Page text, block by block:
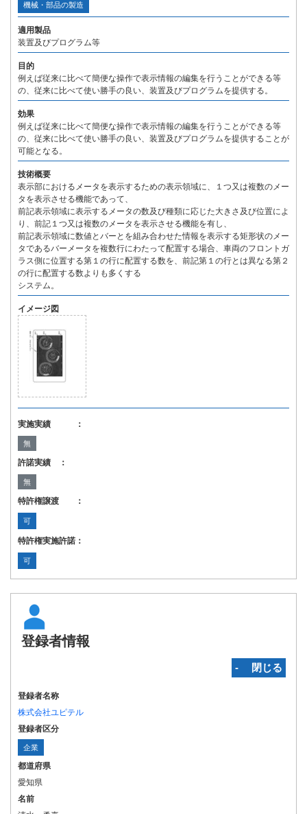
機械・部品の製造
適用製品
装置及びプログラム等
目的
例えば従来に比べて簡便な操作で表示情報の編集を行うことができる等
の、従来に比べて使い勝手の良い、装置及びプログラムを提供する。
効果
例えば従来に比べて簡便な操作で表示情報の編集を行うことができる等
の、従来に比べて使い勝手の良い、装置及びプログラムを提供することが
可能となる。
技術概要
表示部におけるメータを表示するための表示領域に、１つ又は複数のメー
タを表示させる機能であって、
前記表示領域に表示するメータの数及び種類に応じた大きさ及び位置によ
り、前記１つ又は複数のメータを表示させる機能を有し、
前記表示領域に数値とバーとを組み合わせた情報を表示する矩形状のメー
タであるバーメータを複数行にわたって配置する場合、車両のフロントガ
ラス側に位置する第１の行に配置する数を、前記第１の行とは異なる第２
の行に配置する数よりも多くする
システム。
イメージ図
実施実績 ：
無
許諾実績 ：
無
特許権譲渡 ：
可
特許権実施許諾：
可
登録者情報
‐ 閉じる
登録者名称
株式会社ユピテル
登録者区分
企業
都道府県
愛知県
名前